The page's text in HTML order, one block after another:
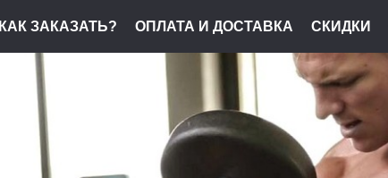
КАК ЗАКАЗАТЬ? ОПЛАТА И ДОСТАВКА СКИДКИ